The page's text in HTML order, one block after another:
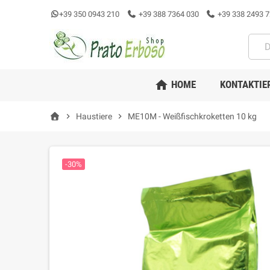
+39 350 0943 210 +39 388 7364 030 +39 338 2493
home HOME
chevron_right Haustiere chevron_right ME10M - Weißfischkroketten 10 kg
-30%